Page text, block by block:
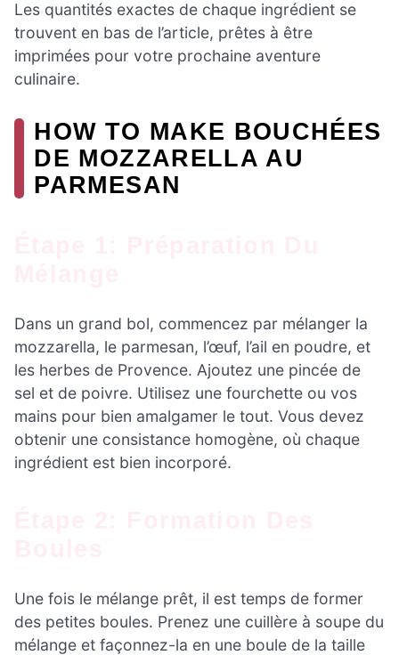
Les quantités exactes de chaque ingrédient se
trouvent en bas de l’article, prêtes à être
imprimées pour votre prochaine aventure
culinaire.
HOW TO MAKE BOUCHÉES
DE MOZZARELLA AU
PARMESAN
Dans un grand bol, commencez par mélanger la
mozzarella, le parmesan, l’œuf, l’ail en poudre, et
les herbes de Provence. Ajoutez une pincée de
sel et de poivre. Utilisez une fourchette ou vos
mains pour bien amalgamer le tout. Vous devez
obtenir une consistance homogène, où chaque
ingrédient est bien incorporé.
Une fois le mélange prêt, il est temps de former
des petites boules. Prenez une cuillère à soupe du
mélange et façonnez-la en une boule de la taille